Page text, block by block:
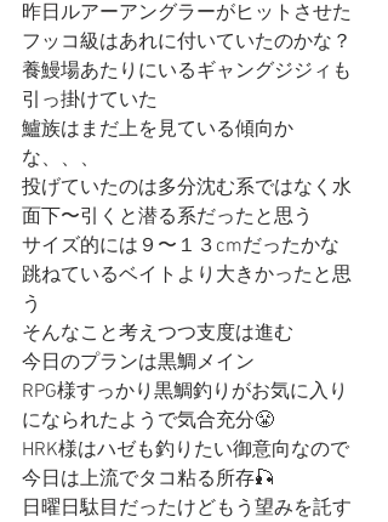
昨日ルアーアングラーがヒットさせた
フッコ級はあれに付いていたのかな？
養鰻場あたりにいるギャングジジィも
引っ掛けていた
鱸族はまだ上を見ている傾向か
な、、、
投げていたのは多分沈む系ではなく水
面下〜引くと潜る系だったと思う
サイズ的には９〜１３cmだったかな
跳ねているベイトより大きかったと思
う
そんなこと考えつつ支度は進む
今日のプランは黒鯛メイン
RPG様すっかり黒鯛釣りがお気に入り
になられたようで気合充分😤
HRK様はハゼも釣りたい御意向なので
今日は上流でタコ粘る所存🎣
日曜日駄目だったけどもう望みを託す